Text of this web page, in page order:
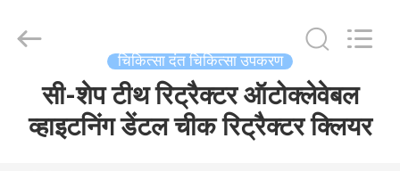
PRODUCTS
CO.,LTD(WUHAN
चिकित्सा दंत चिकित्सा उपकरण
सी-शेप टीथ रिट्रैक्टर ऑटोक्लेवेबल
व्हाइटनिंग डेंटल चीक रिट्रैक्टर क्लियर